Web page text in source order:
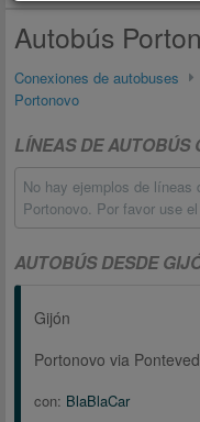
Autobús
Conexiones de autobuses
Portonovo
LÍNEAS DE
No hay ejemplos de líneas
Portonovo. Por favor use
AUTOBÚS DESDE
Gijón
Portonovo via
con: BlaBlaCar